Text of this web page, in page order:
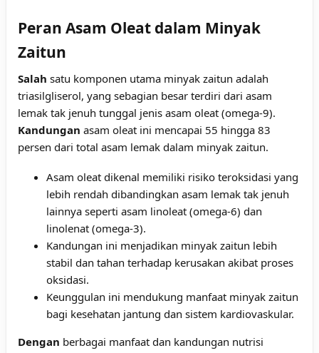
Peran Asam Oleat dalam Minyak
Zaitun
Salah satu komponen utama minyak zaitun adalah
triasilgliserol, yang sebagian besar terdiri dari asam
lemak tak jenuh tunggal jenis asam oleat (omega-9).
Kandungan asam oleat ini mencapai 55 hingga 83
persen dari total asam lemak dalam minyak zaitun.
Asam oleat dikenal memiliki risiko teroksidasi yang
lebih rendah dibandingkan asam lemak tak jenuh
lainnya seperti asam linoleat (omega-6) dan
linolenat (omega-3).
Kandungan ini menjadikan minyak zaitun lebih
stabil dan tahan terhadap kerusakan akibat proses
oksidasi.
Keunggulan ini mendukung manfaat minyak zaitun
bagi kesehatan jantung dan sistem kardiovaskular.
Dengan berbagai manfaat dan kandungan nutrisi